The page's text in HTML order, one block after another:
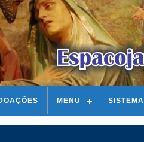
MENU SISTEMA